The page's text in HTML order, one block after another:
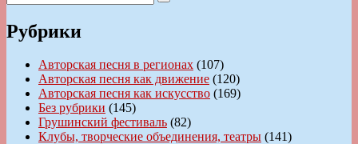
записям
Поиск
Рубрики
Авторская песня в регионах (107)
Авторская песня как движение (120)
Авторская песня как искусство (169)
Без рубрики (145)
Грушинский фестиваль (82)
Клубы, творческие объединения, театры (141)